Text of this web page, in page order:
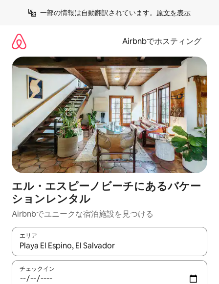
一部の情報は自動翻訳されています。 原文を表示
Airbnbでホスティング
エル・エスピーノビーチにあるバケー
ションレンタル
Airbnbでユニークな宿泊施設を見つける
エリア
検索結果が表示されたら、上下の矢印キーを使って移動するか
チェックイン